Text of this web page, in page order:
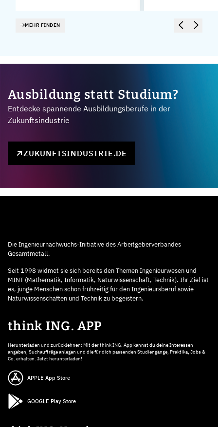
MEHR FINDEN
Ausbildung statt Studium?
Entdecke spannende Ausbildungsberufe in der
Zukunftsindustrie
ZUKUNFTSINDUSTRIE.DE
Die Ingenieurnachwuchs-Initiative des Arbeitgeberverbandes
Gesamtmetall.
Seit 1998 widmet sie sich bereits den Themen Ingenieurwesen und
MINT (Mathematik, Informatik, Naturwissenschaft, Technik). Ihr Ziel ist
es, junge Menschen schon frühzeitig für den Ingenieursberuf sowie
Naturwissenschaften und Technik zu begeistern.
think ING. APP
Herunterladen und zurücklehnen: Mit der think ING. App kannst du deine Interessen
angeben, Suchaufträge anlegen und die für dich passenden Studiengänge, Praktika, Jobs &
Co. erhalten. Jetzt herunterladen!
APPLE App Store
GOOGLE Play Store